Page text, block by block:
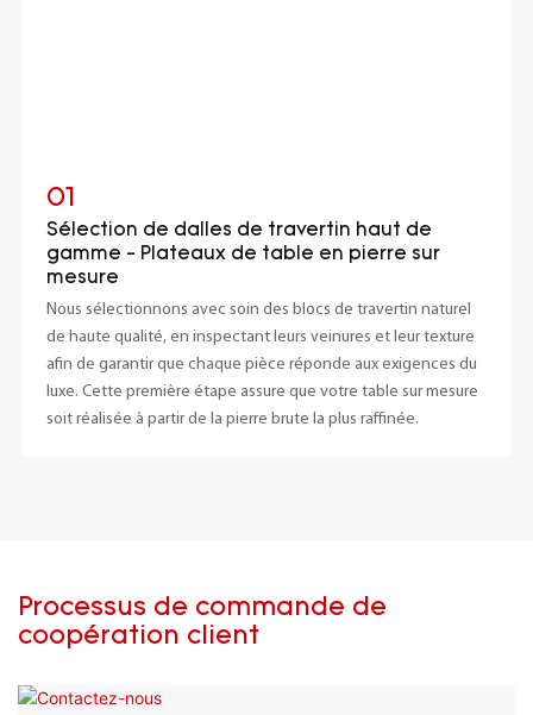
01
Sélection de dalles de travertin haut de
gamme - Plateaux de table en pierre sur
mesure
Nous sélectionnons avec soin des blocs de travertin naturel
de haute qualité, en inspectant leurs veinures et leur texture
afin de garantir que chaque pièce réponde aux exigences du
luxe. Cette première étape assure que votre table sur mesure
soit réalisée à partir de la pierre brute la plus raffinée.
Processus de commande de
coopération client